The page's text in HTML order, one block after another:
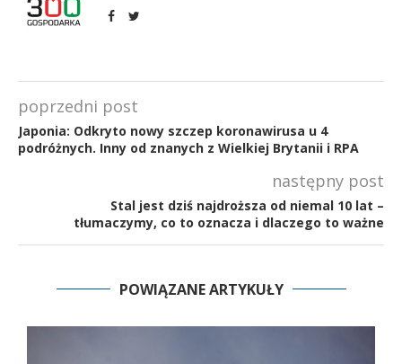
poprzedni post
Japonia: Odkryto nowy szczep koronawirusa u 4
podróżnych. Inny od znanych z Wielkiej Brytanii i RPA
następny post
Stal jest dziś najdroższa od niemal 10 lat –
tłumaczymy, co to oznacza i dlaczego to ważne
POWIĄZANE ARTYKUŁY